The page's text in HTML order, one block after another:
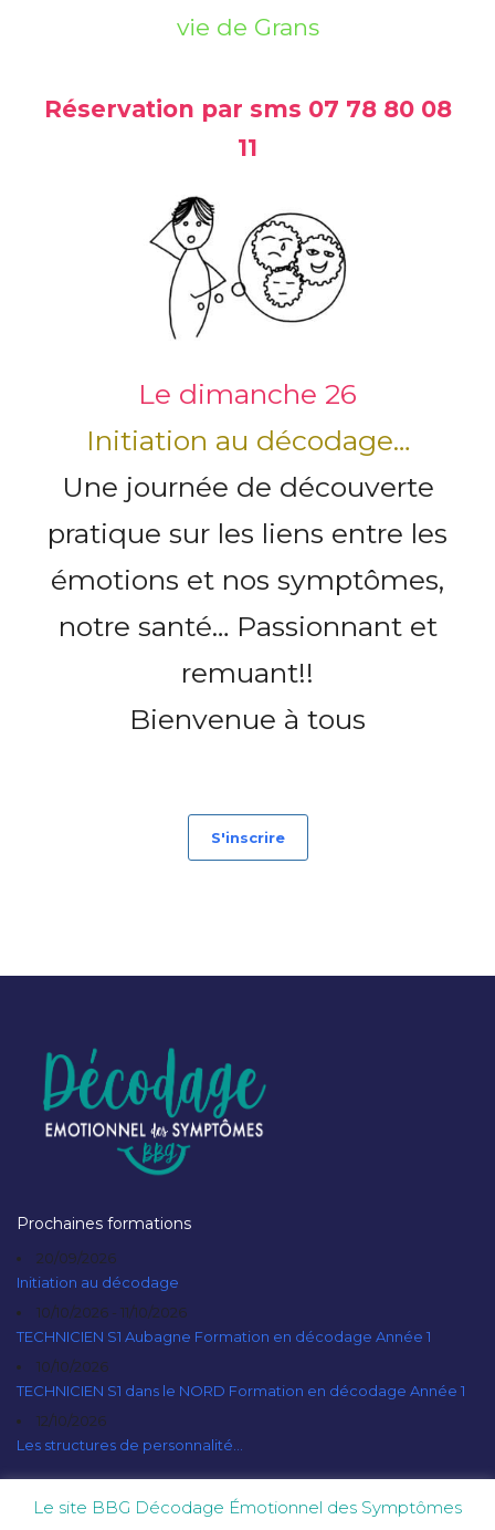
vie de Grans
Réservation par sms 07 78 80 08
11
Le dimanche 26
Initiation au décodage…
Une journée de découverte
pratique sur les liens entre les
émotions et nos symptômes,
notre santé… Passionnant et
remuant!!
Bienvenue à tous
S'inscrire
Prochaines formations
20/09/2026
Initiation au décodage
10/10/2026 - 11/10/2026
TECHNICIEN S1 Aubagne Formation en décodage Année 1
10/10/2026
TECHNICIEN S1 dans le NORD Formation en décodage Année 1
12/10/2026
Les structures de personnalité...
Le site BBG Décodage Émotionnel des Symptômes